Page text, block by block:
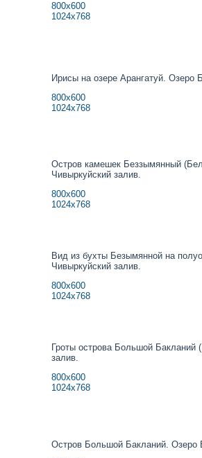
800х600
1024х768
Ирисы на озере Арангатуй. Озеро
800х600
1024х768
Остров камешек Беззымянный
Чивыркуйский залив.
800х600
1024х768
Вид из бухты Безымянной на
Чивыркуйский залив.
800х600
1024х768
Гроты острова Большой
залив.
800х600
1024х768
Остров Большой Бакланий. Озеро